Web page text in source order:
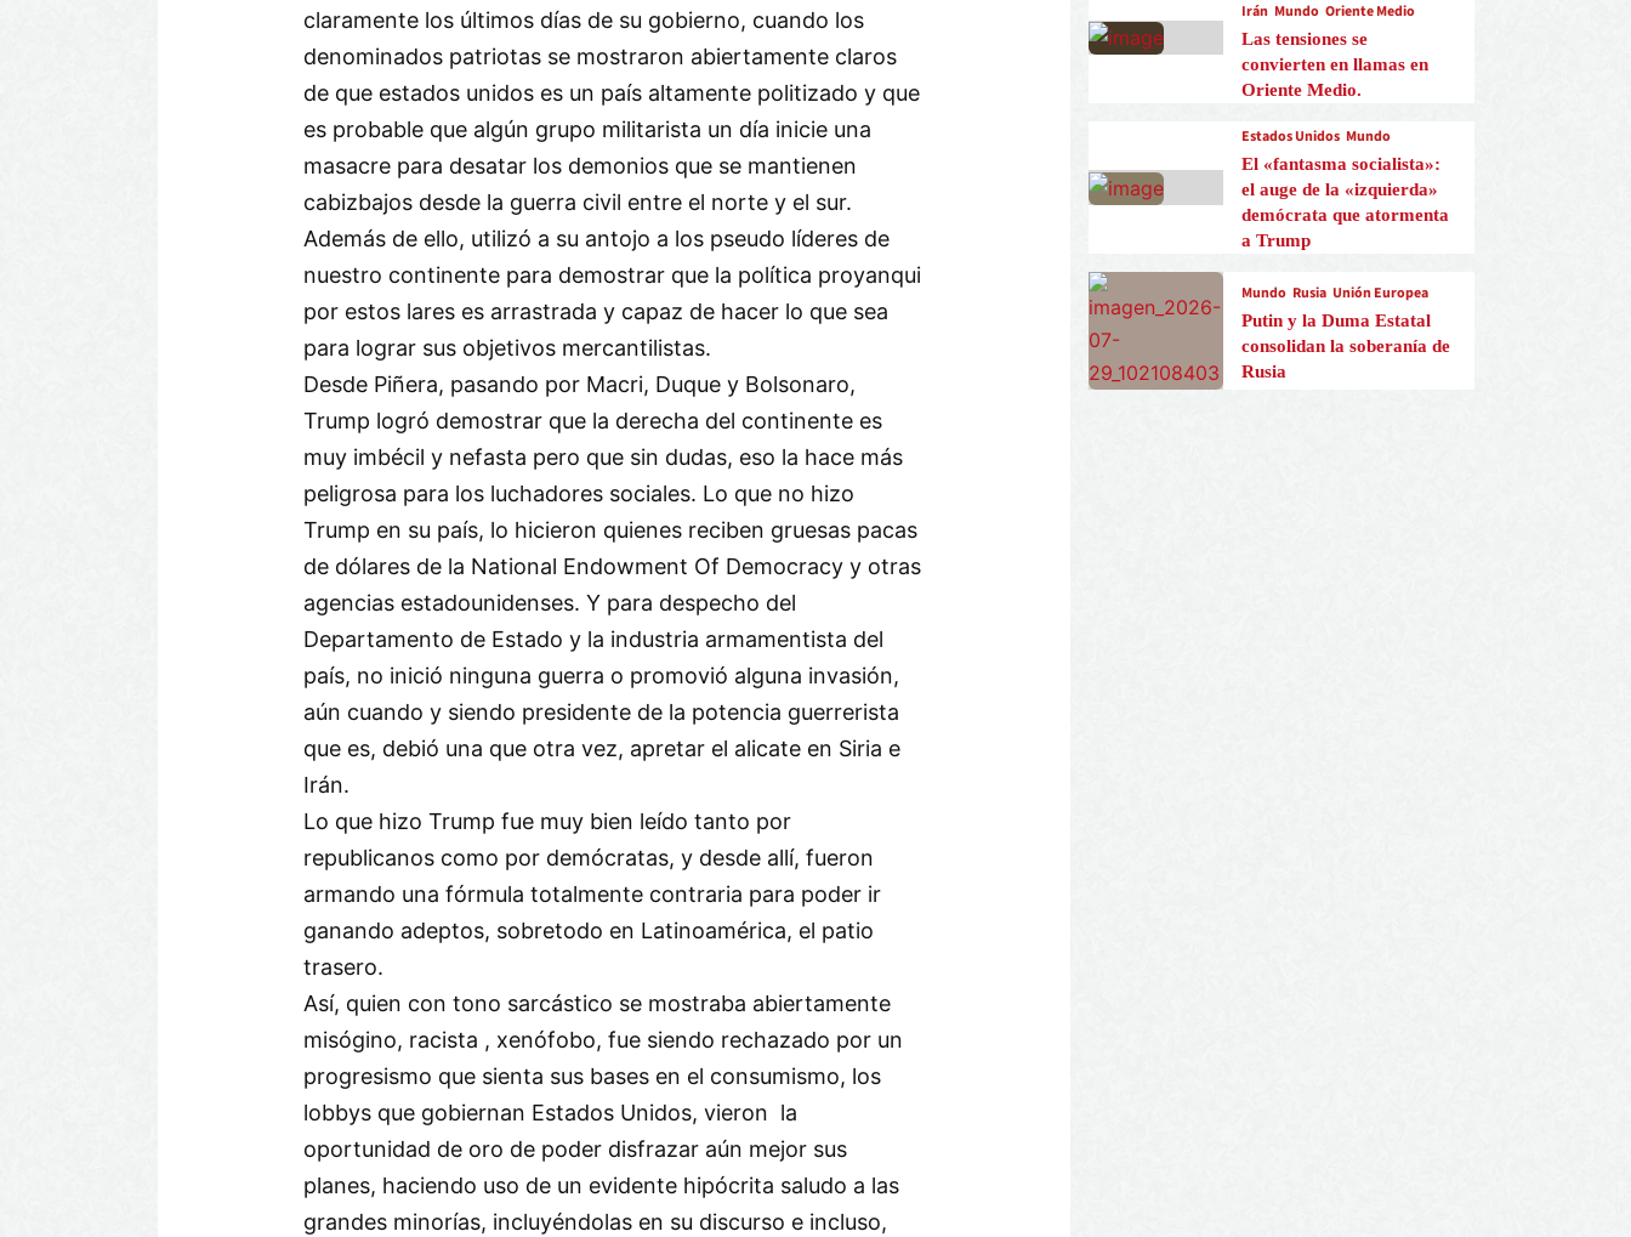
claramente los últimos días de su gobierno, cuando los
denominados patriotas se mostraron abiertamente claros
de que estados unidos es un país altamente politizado y que
es probable que algún grupo militarista un día inicie una
masacre para desatar los demonios que se mantienen
cabizbajos desde la guerra civil entre el norte y el sur.
Además de ello, utilizó a su antojo a los pseudo líderes de
nuestro continente para demostrar que la política proyanqui
por estos lares es arrastrada y capaz de hacer lo que sea
para lograr sus objetivos mercantilistas.
Desde Piñera, pasando por Macri, Duque y Bolsonaro,
Trump logró demostrar que la derecha del continente es
muy imbécil y nefasta pero que sin dudas, eso la hace más
peligrosa para los luchadores sociales. Lo que no hizo
Trump en su país, lo hicieron quienes reciben gruesas pacas
de dólares de la National Endowment Of Democracy y otras
agencias estadounidenses. Y para despecho del
Departamento de Estado y la industria armamentista del
país, no inició ninguna guerra o promovió alguna invasión,
aún cuando y siendo presidente de la potencia guerrerista
que es, debió una que otra vez, apretar el alicate en Siria e
Irán.
Lo que hizo Trump fue muy bien leído tanto por
republicanos como por demócratas, y desde allí, fueron
armando una fórmula totalmente contraria para poder ir
ganando adeptos, sobretodo en Latinoamérica, el patio
trasero.
Así, quien con tono sarcástico se mostraba abiertamente
misógino, racista , xenófobo, fue siendo rechazado por un
progresismo que sienta sus bases en el consumismo, los
lobbys que gobiernan Estados Unidos, vieron la
oportunidad de oro de poder disfrazar aún mejor sus
planes, haciendo uso de un evidente hipócrita saludo a las
grandes minorías, incluyéndolas en su discurso e incluso,
Irán Mundo Oriente Medio
Las tensiones se
convierten en llamas en
Oriente Medio.
Estados Unidos Mundo
El «fantasma socialista»:
el auge de la «izquierda»
demócrata que atormenta
a Trump
Mundo Rusia Unión Europea
Putin y la Duma Estatal
consolidan la soberanía de
Rusia